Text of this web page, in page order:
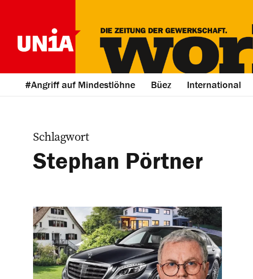
#Angriff auf Mindestlöhne Büez International
Schlagwort
Stephan Pörtner